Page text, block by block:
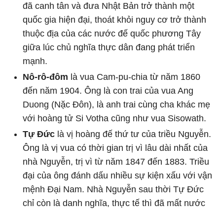
đã canh tân và đưa Nhật Bản trở thành một
quốc gia hiện đại, thoát khỏi nguy cơ trở thành
thuộc địa của các nước đế quốc phương Tây
giữa lúc chủ nghĩa thực dân đang phát triển
mạnh.
Nô-rô-đôm là vua Cam-pu-chia từ năm 1860
đến năm 1904. Ông là con trai của vua Ang
Duong (Nặc Đôn), là anh trai cùng cha khác mẹ
với hoàng tử Si Votha cũng như vua Sisowath.
Tự Đức là vị hoàng đế thứ tư của triều Nguyễn.
Ông là vị vua có thời gian trị vì lâu dài nhất của
nhà Nguyễn, trị vì từ năm 1847 đến 1883. Triều
đại của ông đánh dấu nhiều sự kiện xấu với vận
mệnh Đại Nam. Nhà Nguyễn sau thời Tự Đức
chỉ còn là danh nghĩa, thực tế thì đã mất nước